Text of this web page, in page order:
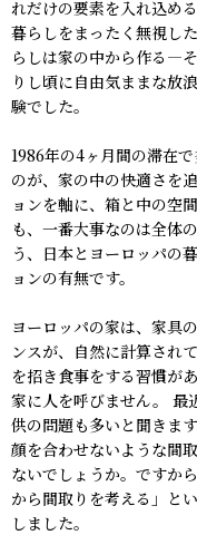
れだけの要素を入れ込め
暮らしをまったく無視し
らしは家の中から作る―
りし頃に自由気ままな放
験でした。
1986年の4ヶ月間の滞在
のが、家の中の快適さを
ョンを軸に、箱と中の空
も、一番大事なのは全体
う、日本とヨーロッパの
ョンの有無です。
ヨーロッパの家は、家具
ンスが、自然に計算され
を招き食事をする習慣が
家に人を呼びません。
最
供の問題も多いと聞きま
顔を合わせないような間
ないでしょうか。ですか
から間取りを考える」と
しました。